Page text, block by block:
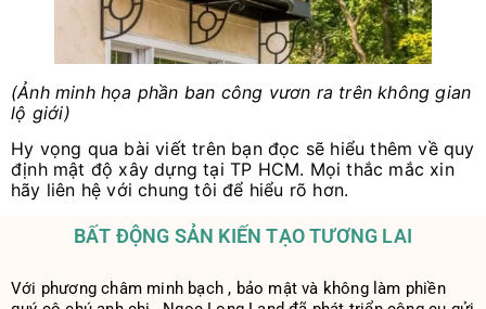
(Ảnh minh họa phần ban công vươn ra trên không gian
lộ giới)
Hy vọng qua bài viết trên bạn đọc sẽ hiểu thêm về quy
định mật độ xây dựng tại TP HCM. Mọi thắc mắc xin
hãy liên hệ với chung tôi để hiểu rõ hơn.
BẤT ĐỘNG SẢN KIẾN TẠO TƯƠNG LAI
Với phương châm minh bạch , bảo mật và không làm phiền